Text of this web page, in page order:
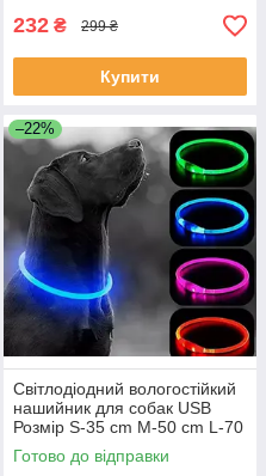
232 ₴ 299 ₴
Купити
–22%
Світлодіодний вологостійкий
нашийник для собак USB
Розмір S-35 cm M-50 cm L-70
cm ЕКОБОКС
Готово до відправки